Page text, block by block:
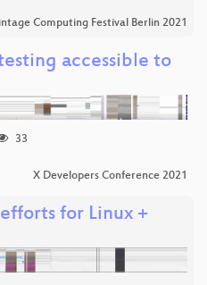
Computing Festival Berlin 2021
accessible to
33
X Developers Conference 2021
for Linux +